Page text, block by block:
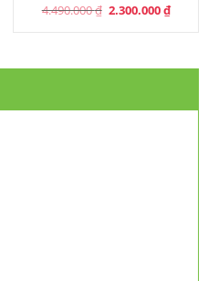
4.490.000₫ Original
2.300.000₫
price